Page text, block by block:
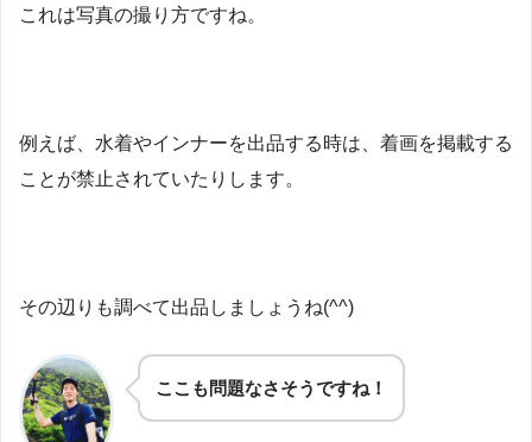
これは写真の撮り方ですね。
例えば、水着やインナーを出品する時は、着画を掲載する
ことが禁止されていたりします。
その辺りも調べて出品しましょうね(^^)
ここも問題なさそうですね！